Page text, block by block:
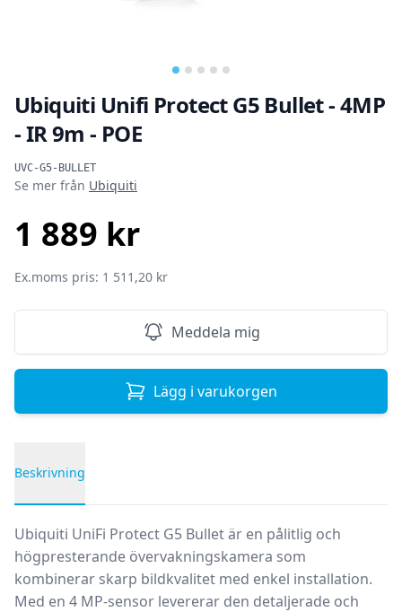
Ubiquiti Unifi Protect G5 Bullet - 4MP
- IR 9m - POE
UVC-G5-BULLET
Produktinformation
Se mer från Ubiquiti
1 889 kr
Ex.moms pris: 1 511,20 kr
Meddela mig
Lägg i varukorgen
Beskrivning
Ubiquiti UniFi Protect G5 Bullet är en pålitlig och
högpresterande övervakningskamera som
kombinerar skarp bildkvalitet med enkel installation.
Med en 4 MP-sensor levererar den detaljerade och